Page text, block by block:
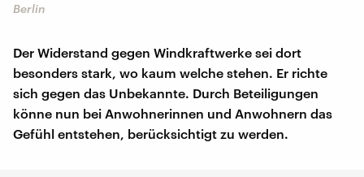
Berlin
Der Widerstand gegen Windkraftwerke sei dort
besonders stark, wo kaum welche stehen. Er richte
sich gegen das Unbekannte. Durch Beteiligungen
könne nun bei Anwohnerinnen und Anwohnern das
Gefühl entstehen, berücksichtigt zu werden.